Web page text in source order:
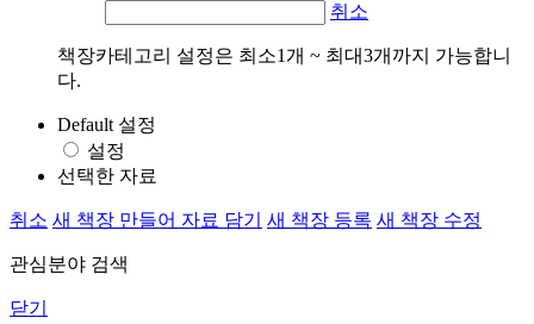
취소
책장카테고리 설정은 최소1개 ~ 최대3개까지 가능합니
다.
Default 설정
설정
선택한 자료
취소 새 책장 만들어 자료 담기 새 책장 등록 새 책장 수정
관심분야 검색
닫기